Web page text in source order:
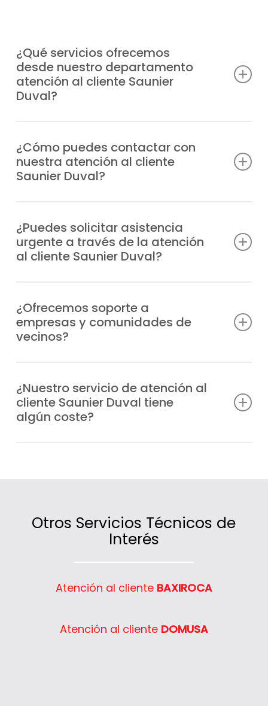
¿Qué servicios ofrecemos
desde nuestro departamento
atención al cliente Saunier
Duval?
solicitudes de reparación, información
sobre garantías y todo lo relacionado con
tus equipos Saunier Duval.
¿Cómo puedes contactar con
nuestra atención al cliente
Saunier Duval?
teléfono o escribirnos un WhatsApp;
siempre tendrás respuesta rápida y
personalizada.
¿Puedes solicitar asistencia
urgente a través de la atención
al cliente Saunier Duval?
urgencias de manera prioritaria y envía un
técnico especializado a cualquier zona de
Entrevías en el menor tiempo posible.
¿Ofrecemos soporte a
empresas y comunidades de
vecinos?
comunidades de vecinos y negocios de
Entrevías que necesiten información,
asesoramiento o asistencia técnica.
¿Nuestro servicio de atención al
cliente Saunier Duval tiene
algún coste?
Otros Servicios Técnicos de
Interés
Atención al cliente BAXIROCA
Atención al cliente DOMUSA